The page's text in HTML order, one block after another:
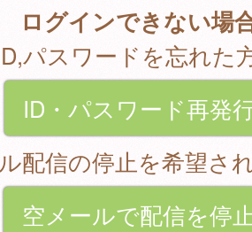
ログインできない場
パスワードを忘れた
ID・パスワード再発
配信の停止を希望さ
空メールで配信を停